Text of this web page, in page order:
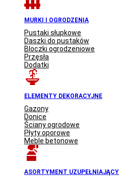
MURKI I OGRODZENIA
Pustaki słupkowe
Daszki do pustaków
Bloczki ogrodzeniowe
Przęsła
Dodatki
ELEMENTY DEKORACYJNE
Gazony
Donice
Ściany ogrodowe
Płyty oporowe
Meble betonowe
ASORTYMENT UZUPEŁNIAJĄCY